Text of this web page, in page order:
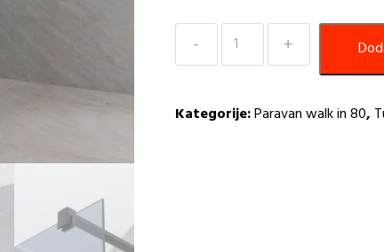
Tuš
kabina
80cm
Kategorije:Paravan walk in 80,